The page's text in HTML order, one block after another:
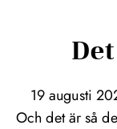
19 augusti
Och det är så